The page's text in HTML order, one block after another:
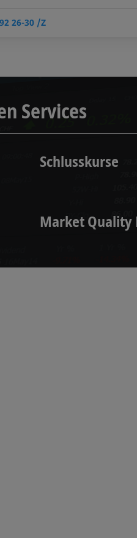
26-30 /Z
Services
Schlusskurse
Market